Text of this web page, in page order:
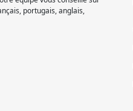
portugais, anglais,